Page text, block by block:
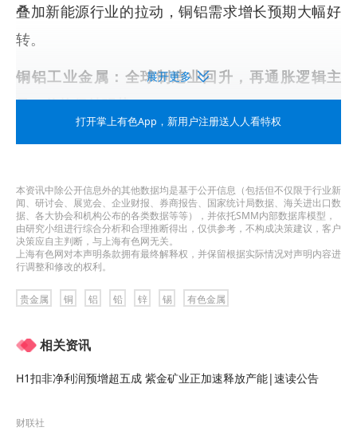
叠加新能源行业的拉动，铜铝需求增长预期大幅好
转。
铜铝工业金属：全球制造业回升，再通胀逻辑主
导，价格保持强势
全球3月制造业PMI为50.6，连续3个月扩张且呈扩
住了连续16个月萎缩的势头；欧元区制造业PMI为
46.1，尽管仍在萎缩，但略好于预期。全球制造业
回升一扫工业品消费前景阴霾，原本供应存瓶颈的
入铜铝价格额外的上涨动能，铜铝商品价格破位上
行，为铜铝板块股票打开上行空间，形成商品与股
下；铝海外市场新增供应显著低于预期，国内供应
展开更多
打开掌上有色App ，新用户注册送人人看特权
本资讯中除公开信息外的其他数据均是基于公开信息（包括但不仅限于行业新
闻、研讨会、展览会、企业财报、券商报告、国家统计局数据、海关进出口数
据、各大协会和机构公布的各类数据等等），并依托SMM内部数据库模型，
由研究小组进行综合分析和合理推断得出，仅供参考，不构成决策建议，客户
决策应自主判断，与上海有色网无关。
上海有色网对本声明条款拥有最终解释权，并保留根据实际情况对声明内容进
行调整和修改的权利。
贵金属 铜 铝 铅 锌 锡 有色金属
相关资讯
H1扣非净利润预增超五成 紫金矿业正加速释放产能|速读公告
财联社